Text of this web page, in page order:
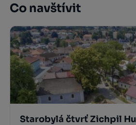
Co navštívit
Starobylá čtvrť Zichpil